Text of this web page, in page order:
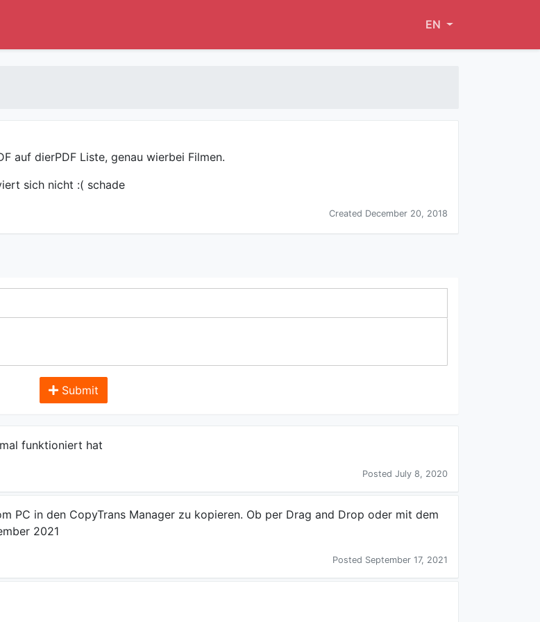
EN
auf dierPDF Liste, genau wierbei Filmen.
sich nicht :( schade
Created December 20, 2018
Submit
funktioniert hat
Posted July 8, 2020
PC in den CopyTrans Manager zu kopieren. Ob per Drag and Drop oder mit dem
2021
Posted September 17, 2021